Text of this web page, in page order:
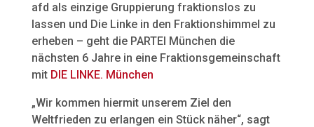
afd als einzige Gruppierung fraktionslos zu
lassen und Die Linke in den Fraktionshimmel zu
erheben – geht die PARTEI München die
nächsten 6 Jahre in eine Fraktionsgemeinschaft
mit DIE LINKE. München
„Wir kommen hiermit unserem Ziel den
Weltfrieden zu erlangen ein Stück näher“, sagt